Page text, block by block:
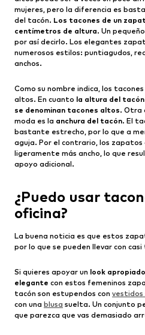
mujeres, pero la diferencia es
del tacón. Los tacones de un
centímetros de altura. Un
por así decirlo. Los elegantes
numerosos estilos: puntiagudos,
anchos.
Como su nombre indica, los
altos. En cuanto la altura del
se denominan tacones altos. Otra
moda es la anchura del tacón. El
bastante estrecho, por lo que a
aguja. Por el contrario, los zapatos
ligeramente más ancho, lo que
apoyo adicional.
¿Puedo usar
oficina?
La buena noticia es que estos
por lo que se pueden llevar con
Si quieres apoyar un look
elegante con estos femeninos
tacón son estupendos con vestidos
con una blusa suelta. Un conjunto
que parezca que vas demasiado